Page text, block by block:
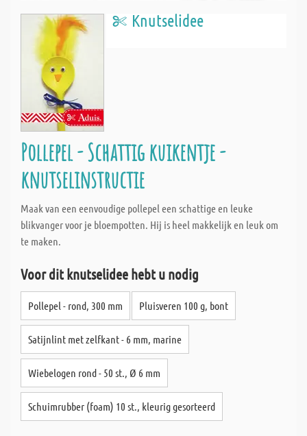
Knutselidee
Pollepel - Schattig kuikentje -
knutselinstructie
Maak van een eenvoudige pollepel een schattige en leuke
blikvanger voor je bloempotten. Hij is heel makkelijk en leuk om
te maken.
Voor dit knutselidee hebt u nodig
Pollepel - rond, 300 mm Pluisveren 100 g, bont
Satijnlint met zelfkant - 6 mm, marine
Wiebelogen rond - 50 st., Ø 6 mm
Schuimrubber (foam) 10 st., kleurig gesorteerd